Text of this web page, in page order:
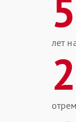
лет